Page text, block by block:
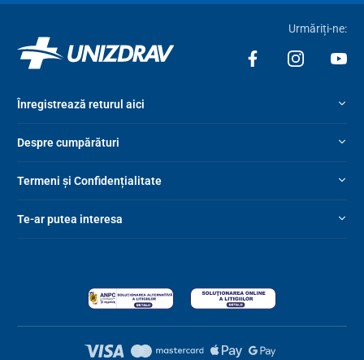
Urmăriți-ne:
Înregistrează returul aici
Despre cumpărături
Termeni și Confidențialitate
Te-ar putea interesa